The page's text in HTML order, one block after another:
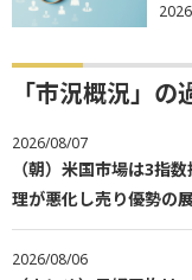
「市況概況」
2026/08/07
（朝）米国市場は3指
理が悪化し売り優勢の
2026/08/06